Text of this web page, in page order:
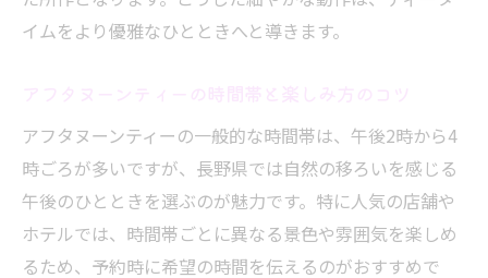
イムをより優雅なひとときへと導きます。
アフタヌーンティーの一般的な時間帯は、午後2時から4
時ごろが多いですが、長野県では自然の移ろいを感じる
午後のひとときを選ぶのが魅力です。特に人気の店舗や
ホテルでは、時間帯ごとに異なる景色や雰囲気を楽しめ
るため、予約時に希望の時間を伝えるのがおすすめで